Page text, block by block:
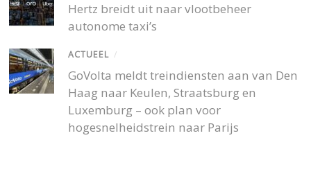
Hertz breidt uit naar vlootbeheer
autonome taxi’s
ACTUEEL /
GoVolta meldt treindiensten aan van Den
Haag naar Keulen, Straatsburg en
Luxemburg – ook plan voor
hogesnelheidstrein naar Parijs